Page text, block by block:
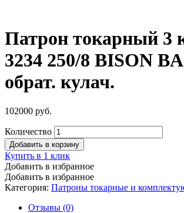
Патрон токарный 3
3234 250/8 BISON
обрат. кулач.
102000 руб.
Количество
Добавить в корзину
Купить в 1 клик
Добавить в избранное
Добавить в избранное
Категория: Патроны токарные и
Отзывы (0)